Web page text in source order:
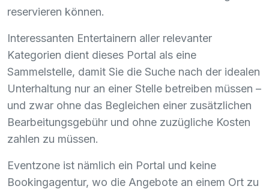
reservieren können.
Interessanten Entertainern aller relevanter
Kategorien dient dieses Portal als eine
Sammelstelle, damit Sie die Suche nach der idealen
Unterhaltung nur an einer Stelle betreiben müssen –
und zwar ohne das Begleichen einer zusätzlichen
Bearbeitungsgebühr und ohne zuzügliche Kosten
zahlen zu müssen.
Eventzone ist nämlich ein Portal und keine
Bookingagentur, wo die Angebote an einem Ort zu